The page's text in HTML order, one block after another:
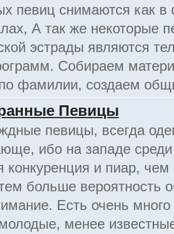
певиц снимаются как
А так же некоторые
эстрады являются
Собираем
фамилии, создаем
Певицы
певицы, всегда
ибо на западе среди
конкуренция и пиар, чем
больше вероятность
Есть очень
менее